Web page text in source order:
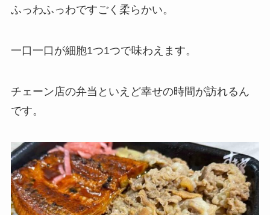
ふっわふっわですごく柔らかい。
一口一口が細胞1つ1つで味わえます。
チェーン店の弁当といえど幸せの時間が訪れるん
です。